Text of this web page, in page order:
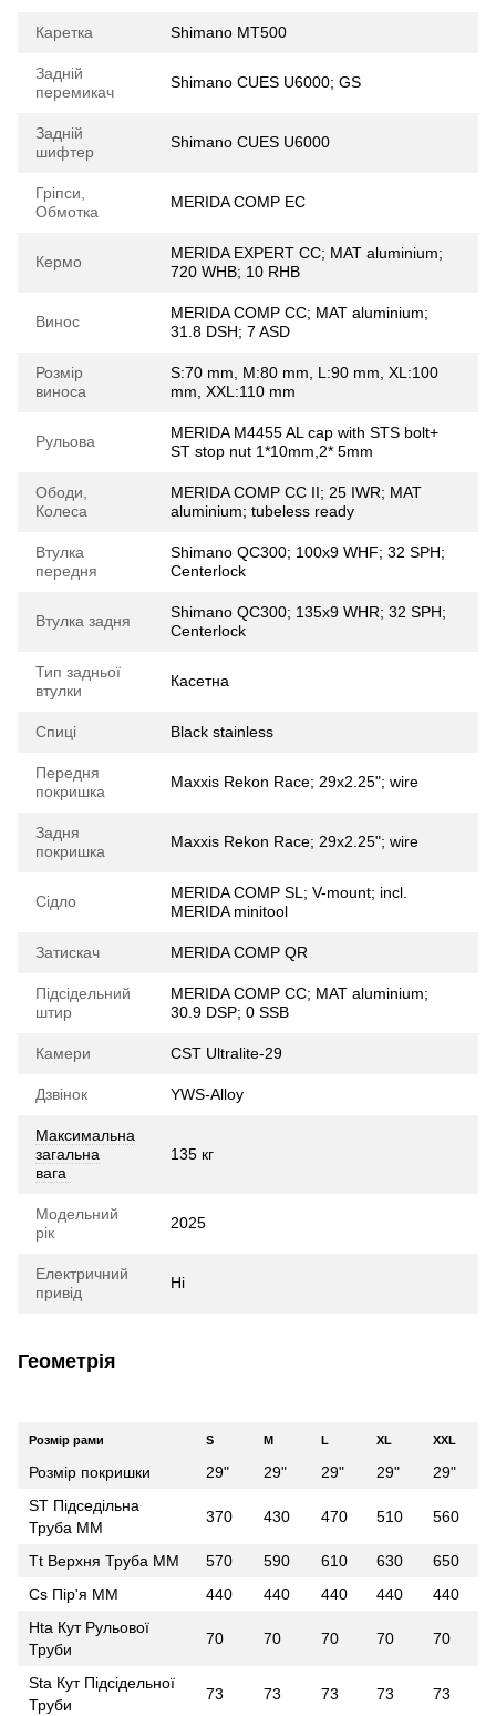
Каретка Shimano MT500
Задній
перемикач
Shimano CUES U6000; GS
Задній
шифтер
Shimano CUES U6000
Гріпси,
Обмотка
MERIDA COMP EC
Кермо
MERIDA EXPERT CC; MAT aluminium;
720 WHB; 10 RHB
Винос
MERIDA COMP CC; MAT aluminium;
31.8 DSH; 7 ASD
Розмір
виноса
S:70 mm, M:80 mm, L:90 mm, XL:100
mm, XXL:110 mm
Рульова
MERIDA M4455 AL cap with STS bolt+
ST stop nut 1*10mm,2* 5mm
Ободи,
Колеса
MERIDA COMP CC II; 25 IWR; MAT
aluminium; tubeless ready
Втулка
передня
Shimano QC300; 100x9 WHF; 32 SPH;
Centerlock
Втулка задня
Shimano QC300; 135x9 WHR; 32 SPH;
Centerlock
Тип задньої
втулки
Касетна
Спиці Black stainless
Передня
покришка
Maxxis Rekon Race; 29x2.25"; wire
Задня
покришка
Maxxis Rekon Race; 29x2.25"; wire
Сідло
MERIDA COMP SL; V-mount; incl.
MERIDA minitool
Затискач MERIDA COMP QR
Підсідельний
штир
MERIDA COMP CC; MAT aluminium;
30.9 DSP; 0 SSB
Камери CST Ultralite-29
Дзвінок YWS-Alloy
Максимальна
загальна
вага
135 кг
Модельний
рік
2025
Електричний
привід
Ні
Геометрія
Розмір рами S M L XL XXL
Розмір покришки 29" 29" 29" 29"
29"
ST Підседільна
Труба ММ
370 430 470 510 560
Tt Верхня Труба ММ 570 590 610 630
650
Cs Пір'я ММ
440 440 440 440
440
Hta Кут Рульової
Труби
70 70 70 70 70
Sta Кут Підсідельної
Труби
73 73 73 73 73